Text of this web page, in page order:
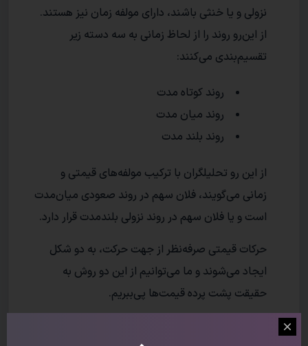
نزولی و یا خنثی باشند، دارای مولفه زمان نیز هستند.
از این‌رو روند را از لحاظ زمانی به سه دسته زیر
تقسیم‌بندی می‌کنند:
روند کوتاه مدت
روند میان مدت
روند بلند مدت
از این رو تحلیلگران با ترکیب مولفه‌های قیمتی و
زمانی می‌گویند، فلان سهم در روند صعودی میان‌مدت
است و یا فلان سهم در روند نزولی بلند‌مدت قرار دارد.
حرکات قیمتی صرفه‌نظر از جهت حرکت، به دو شکل
ایجاد می‌شوند و ما می‌توانیم از این دو روش به
حقیقت پشت پرده قیمت‌ها پی‌ببریم.